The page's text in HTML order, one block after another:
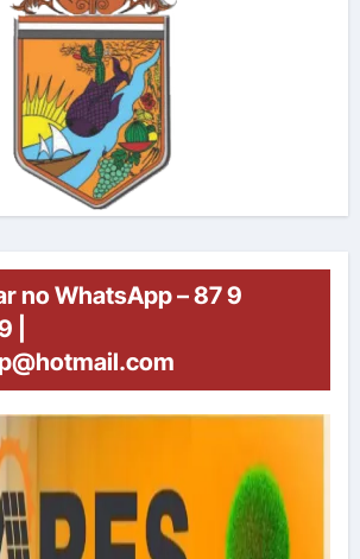
no WhatsApp – 87 9
|